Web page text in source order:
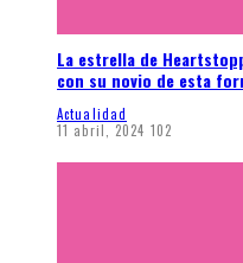
La estrella de
con su novio de esta
Actualidad
11 abril, 2024 102